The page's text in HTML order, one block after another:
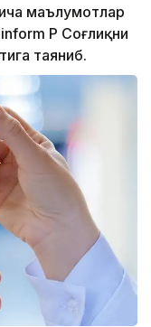
маълумотлар
ҚР Соғлиқни
таяниб.